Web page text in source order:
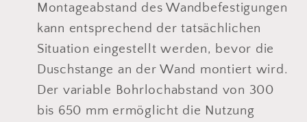
Montageabstand des Wandbefestigungen
kann entsprechend der tatsächlichen
Situation eingestellt werden, bevor die
Duschstange an der Wand montiert wird.
Der variable Bohrlochabstand von 300
bis 650 mm ermöglicht die Nutzung